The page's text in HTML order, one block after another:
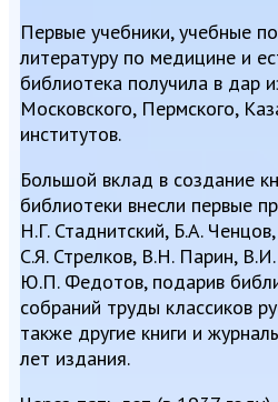
Первые учебники, учебные
литературу по медицине и
библиотека получила в дар
Московского, Пермского,
институтов.
Большой вклад в создание
библиотеки внесли первые
Н.Г. Стаднитский, Б.А.
С.Я. Стрелков, В.Н. Парин,
Ю.П. Федотов, подарив
собраний труды классиков
также другие книги и
лет издания.